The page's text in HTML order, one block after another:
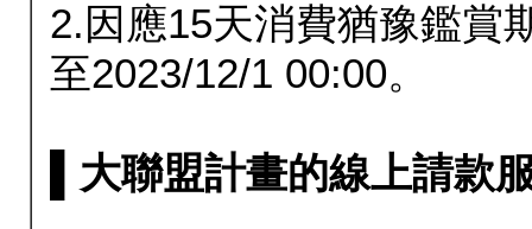
2.因應15天消費猶豫鑑賞
至2023/12/1 00:00。
▌大聯盟計畫的線上請款